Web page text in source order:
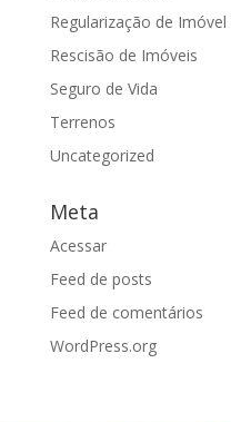
Regularização de Imóvel
Rescisão de Imóveis
Seguro de Vida
Terrenos
Uncategorized
Meta
Acessar
Feed de posts
Feed de comentários
WordPress.org